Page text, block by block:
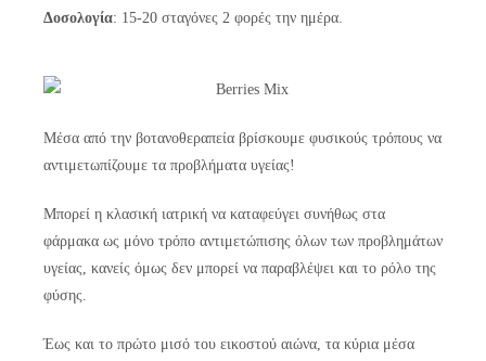
Δοσολογία: 15-20 σταγόνες 2 φορές την ημέρα.
Μέσα από την βοτανοθεραπεία βρίσκουμε φυσικούς τρόπους να
αντιμετωπίζουμε τα προβλήματα υγείας!
Μπορεί η κλασική ιατρική να καταφεύγει συνήθως στα
φάρμακα ως μόνο τρόπο αντιμετώπισης όλων των προβλημάτων
υγείας, κανείς όμως δεν μπορεί να παραβλέψει και το ρόλο της
φύσης.
Έως και το πρώτο μισό του εικοστού αιώνα, τα κύρια μέσα